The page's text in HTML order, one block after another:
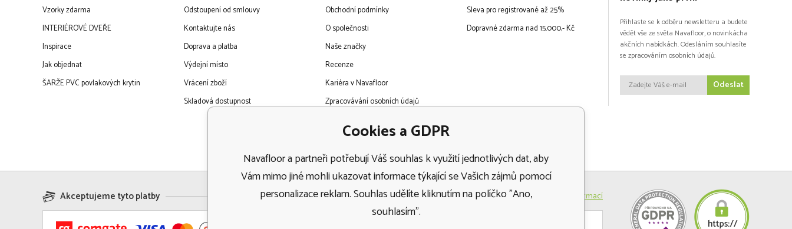
Vzorky zdarma
INTERIÉROVÉ DVEŘE
Inspirace
Jak objednat
ŠARŽE PVC povlakových krytin
Odstoupení od smlouvy
Kontaktujte nás
Doprava a platba
Výdejní místo
Vrácení zboží
Skladová dostupnost
Obchodní podmínky
O společnosti
Naše značky
Recenze
Kariéra v Navafloor
Zpracovávání osobních údajů
Sleva pro registrované až 25%
Dopravné zdarma nad 15.000,- Kč
Přihlaste se k odběru newsletteru a budete
vědět vše ze světa Navafloor, o novinkácha
akčních nabídkách. Odesláním souhlasíte
se zpracováním osobních údajů.
Odeslat
Akceptujeme tyto platby Doprava Více informací
Cookies a GDPR
Navafloor a partneři potřebují Váš souhlas k využití jednotlivých dat, aby
Vám mimo jiné mohli ukazovat informace týkající se Vašich zájmů pomocí
personalizace reklam. Souhlas udělíte kliknutím na políčko "Ano,
souhlasím".